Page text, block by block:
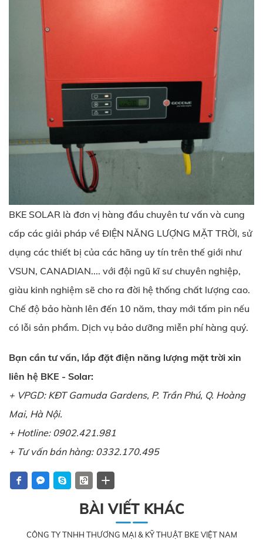
BKE SOLAR là đơn vị hàng đầu chuyên tư vấn và cung
cấp các giải pháp về ĐIỆN NĂNG LƯỢNG MẶT TRỜI, sử
dụng các thiết bị của các hãng uy tín trên thế giới như
VSUN, CANADIAN.... với đội ngũ kĩ sư chuyên nghiệp,
giàu kinh nghiệm sẽ cho ra đời hệ thống chất lượng cao.
Chế độ bảo hành lên đến 10 năm, thay mới tấm pin nếu
có lỗi sản phẩm. Dịch vụ bảo dưỡng miễn phí hàng quý.
Bạn cần tư vấn, lắp đặt điện năng lượng mặt trời xin
liên hệ BKE - Solar:
+ VPGD: KĐT Gamuda Gardens, P. Trần Phú, Q. Hoàng
Mai, Hà Nội.
+ Hotline: 0902.421.981
+ Tư vấn bán hàng: 0332.170.495
BÀI VIẾT KHÁC
CÔNG TY TNHH THƯƠNG MẠI & KỸ THUẬT BKE VIỆT NAM